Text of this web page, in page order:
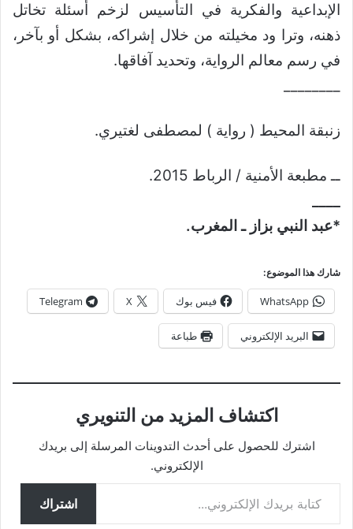
الإبداعية والفكرية في التأسيس لزخم أسئلة تخاتل
ذهنه، وترا ود مخيلته من خلال إشراكه، بشكل أو بآخر،
في رسم معالم الرواية، وتحديد آفاقها.
زنبقة المحيط ( رواية ) لمصطفى لغتيري.
ــ مطبعة الأمنية / الرباط 2015.
*عبد النبي بزاز ـ المغرب.
شارك هذا الموضوع:
WhatsApp فيس بوك X
Telegram
البريد الإلكتروني طباعة
اكتشاف المزيد من التنويري
اشترك للحصول على أحدث التدوينات المرسلة إلى بريدك
الإلكتروني.
كتابة بريدك الإلكتروني...
اشتراك